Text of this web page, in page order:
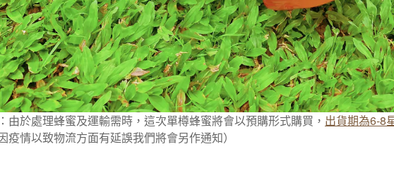
由於處理蜂蜜及運輸需時，這次單樽蜂蜜將會以預購形式購買， 出貨期為6-8
疫情以致物流方面有延誤我們將會另作通知）